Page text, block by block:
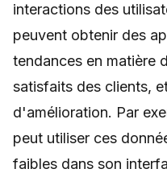
interactions des
peuvent obtenir des
tendances en matière
satisfaits des clients,
d'amélioration. Par
peut utiliser ces
faibles dans son